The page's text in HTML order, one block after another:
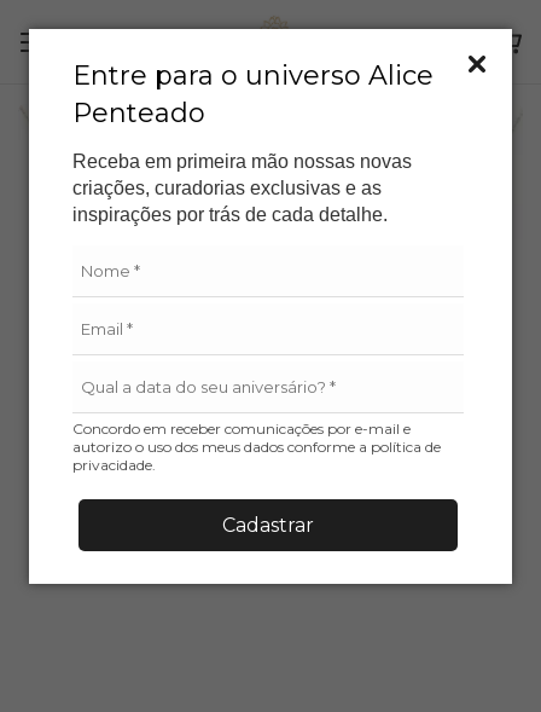
Entre para o universo Alice
Penteado
Receba em primeira mão nossas novas
criações, curadorias exclusivas e as
inspirações por trás de cada detalhe.
Concordo em receber comunicações por e-mail e
autorizo o uso dos meus dados conforme a política de
privacidade.
Cadastrar